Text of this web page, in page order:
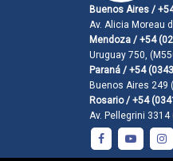
Buenos Aires /
Av. Alicia Moreau
Mendoza / +54
Uruguay 750,
Paraná / +54
Buenos Aires 249
Rosario / +54
Av. Pellegrini 3314